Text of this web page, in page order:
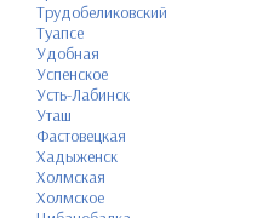
Трудобеликовский
Туапсе
Удобная
Успенское
Усть-Лабинск
Уташ
Фастовецкая
Хадыженск
Холмская
Холмское